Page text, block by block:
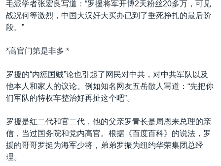
毛派学者张宏良写道：“罗援将军开博2天粉丝20多万，可见
战况何等激烈，中国大汉奸大买办已到了垂死挣扎的最后阶
段。”
*高官门第是非多 *
罗援的“内惩国贼”论也引起了网民对中共，对中共军队以及
他本人和家人的议论。例如知名网友五岳散人写道：“先把你
们军队的特权车整治好再扯这个吧”。
罗援是红二代和官二代，他的父亲罗青长是周恩来总理的亲
信，当过国务院和党内高官。根据《百度百科》的说法，罗
援的哥哥罗挺为海军少将，弟弟罗振为纽约华荣集团总经
理。